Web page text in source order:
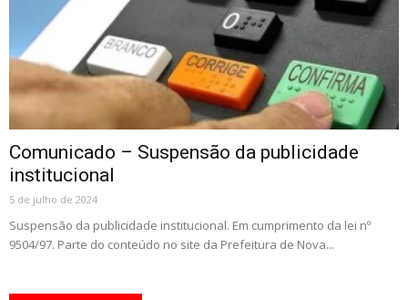
Comunicado – Suspensão da publicidade
institucional
5 de julho de 2024
Suspensão da publicidade institucional. Em cumprimento da lei nº
9504/97. Parte do conteúdo no site da Prefeitura de Nova...